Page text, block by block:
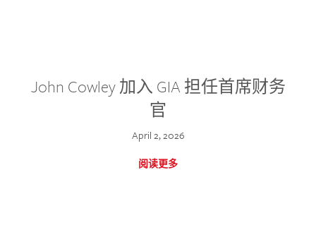
John Cowley 加入 GIA 担任首席财务
官
April 2, 2026
阅读更多